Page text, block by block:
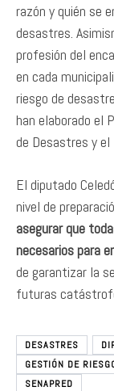
razón y quién se
desastres.
profesión del
en cada
riesgo de
han elaborado el
de Desastres y el
El diputado
nivel de
asegurar que
necesarios para
de garantizar la
futuras
DESASTRES
GESTIÓN DE
SENAPRED